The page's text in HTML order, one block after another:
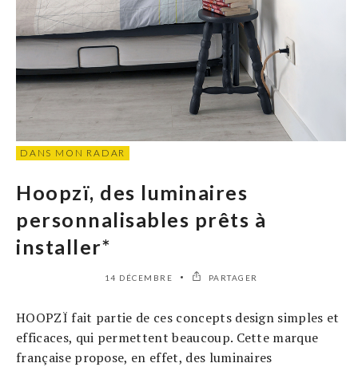
DANS MON RADAR
Hoopzï, des luminaires
personnalisables prêts à
installer*
14 DÉCEMBRE PARTAGER
HOOPZÏ fait partie de ces concepts design simples et
efficaces, qui permettent beaucoup. Cette marque
française propose, en effet, des luminaires